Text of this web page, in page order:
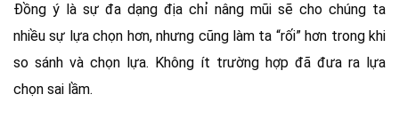
Đồng ý là sự đa dạng địa chỉ nâng mũi sẽ cho chúng ta
nhiều sự lựa chọn hơn, nhưng cũng làm ta “rối” hơn trong khi
so sánh và chọn lựa. Không ít trường hợp đã đưa ra lựa
chọn sai lầm.